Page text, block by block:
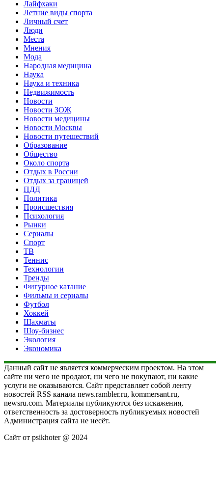
Лайфхаки
Летние виды спорта
Личный счет
Люди
Места
Мнения
Мода
Народная медицина
Наука
Наука и техника
Недвижимость
Новости
Новости ЗОЖ
Новости медицины
Новости Москвы
Новости путешествий
Образование
Общество
Около спорта
Отдых в России
Отдых за границей
ПДД
Политика
Происшествия
Психология
Рынки
Сериалы
Спорт
ТВ
Теннис
Технологии
Тренды
Фигурное катание
Фильмы и сериалы
Футбол
Хоккей
Шахматы
Шоу-бизнес
Экология
Экономика
Данный сайт не является коммерческим проектом. На этом
сайте ни чего не продают, ни чего не покупают, ни какие
услуги не оказываются. Сайт представляет собой ленту
новостей RSS канала news.rambler.ru, kommersant.ru,
newsru.com. Материалы публикуются без искажения,
ответственность за достоверность публикуемых новостей
Администрация сайта не несёт.
Сайт от psikhoter @ 2024